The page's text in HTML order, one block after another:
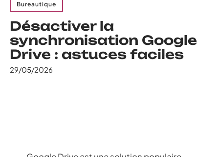
Bureautique
Désactiver la
synchronisation Google
Drive : astuces faciles
29/05/2026